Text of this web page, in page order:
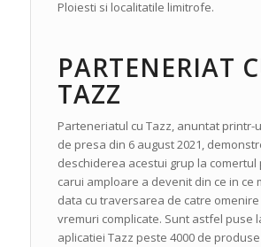
Ploiesti si localitatile limitrofe.
PARTENERIAT
TAZZ
Parteneriatul cu Tazz, anuntat printr-
de presa din 6 august 2021,
deschiderea acestui grup la comertul
carui amploare a devenit din ce in ce
data cu traversarea de catre
vremuri complicate. Sunt astfel puse
aplicatiei Tazz peste 4000 de